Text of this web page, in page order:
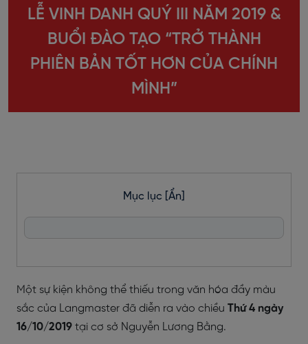
LỄ VINH DANH QUÝ III NĂM 2019 &
BUỔI ĐÀO TẠO “TRỞ THÀNH
PHIÊN BẢN TỐT HƠN CỦA CHÍNH
MÌNH”
Mục lục [Ẩn]
Một sự kiện không thể thiếu trong văn hóa đầy màu
sắc của Langmaster đã diễn ra vào chiều Thứ 4 ngày
16/10/2019 tại cơ sở Nguyễn Lương Bằng.